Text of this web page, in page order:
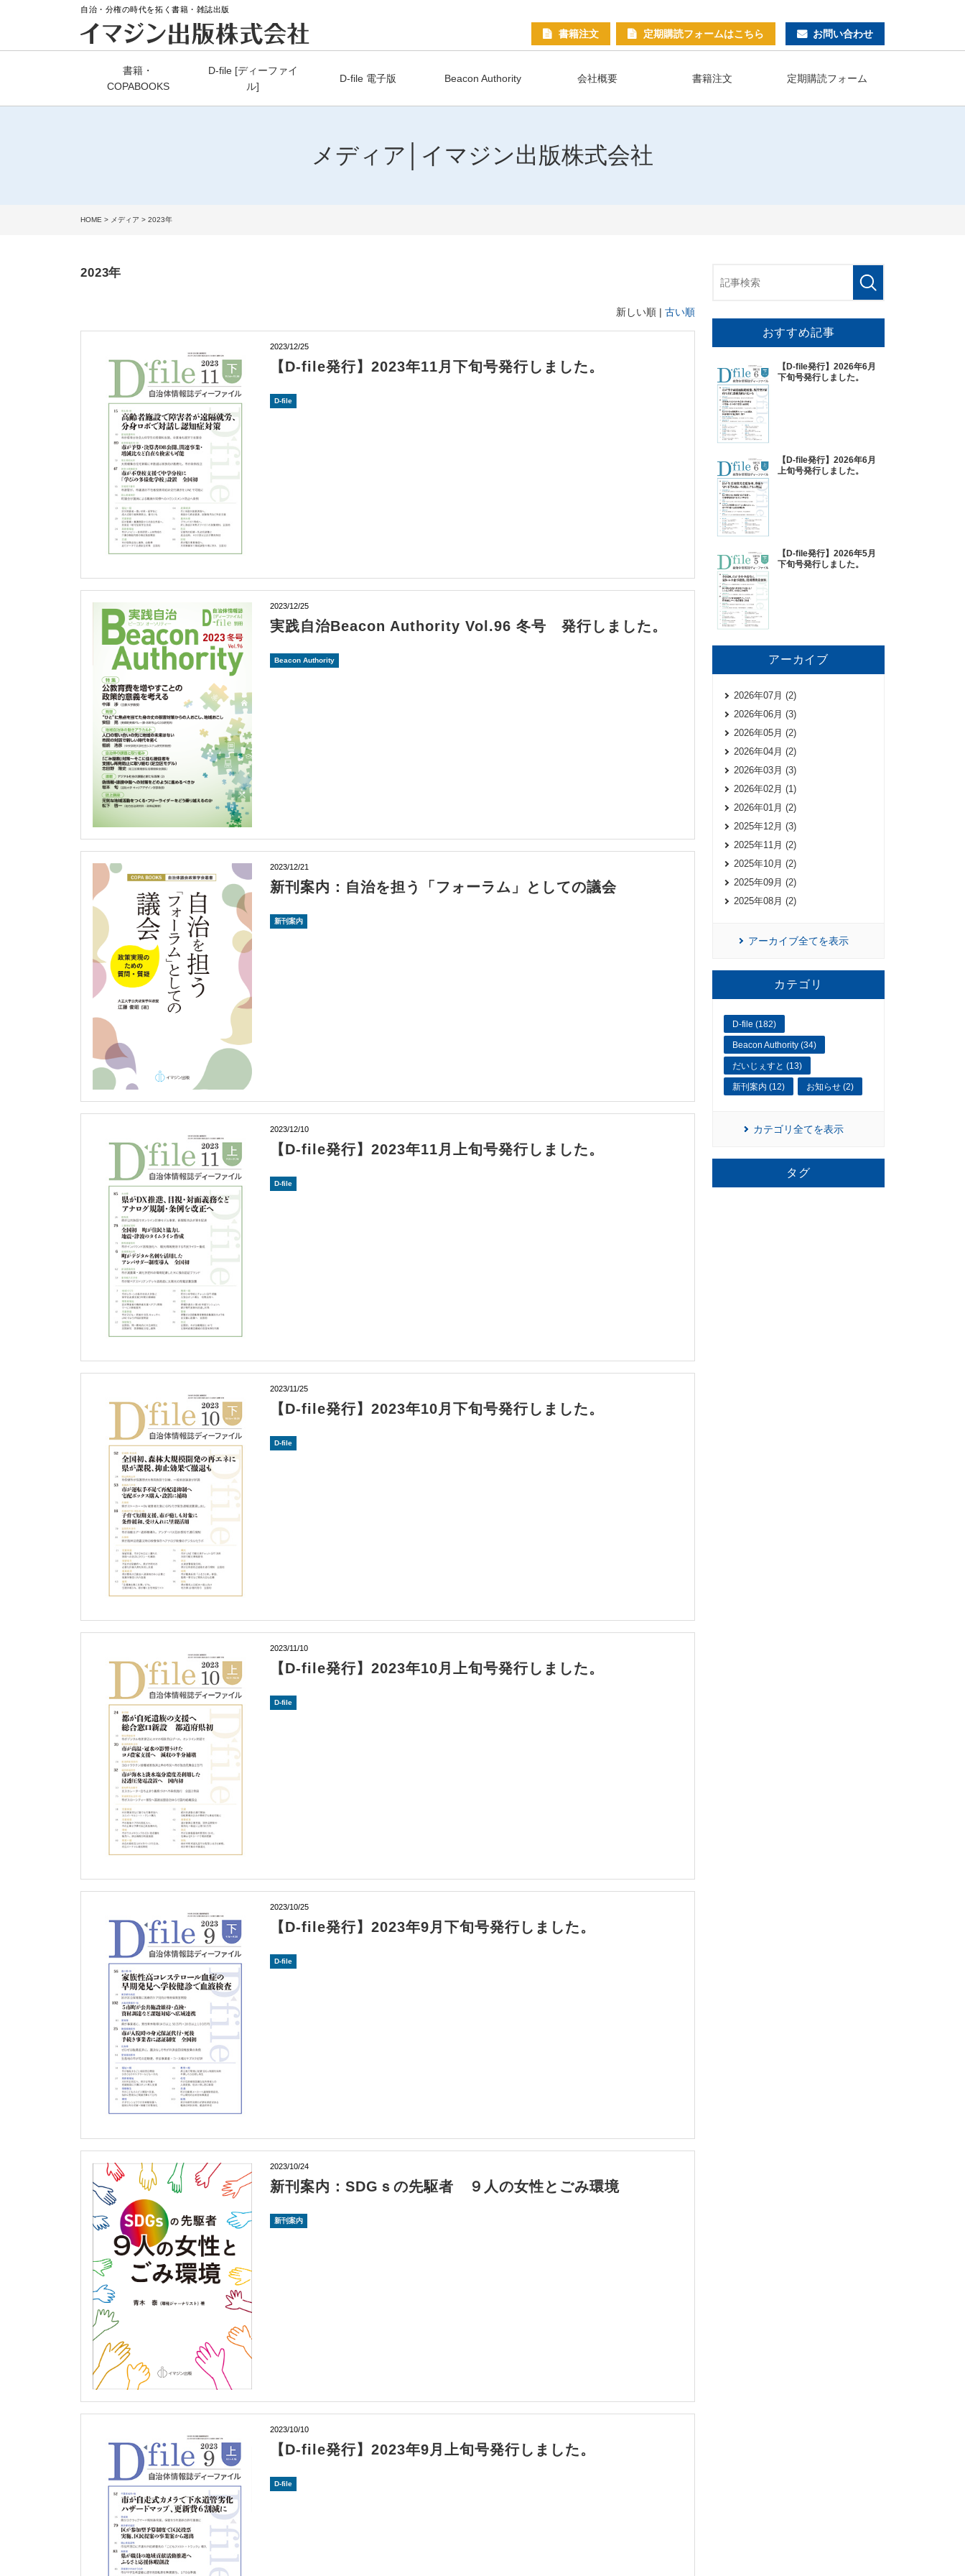
自治・分権の時代を拓く書籍・雑誌出版
書籍注文 定期購読フォームはこちら お問い合わせ
書籍・
COPABOOKS
D-file [ディーファイ
ル]
D-file 電子版 Beacon Authority 会社概要 書籍注文 定期購読フォーム
メディア│イマジン出版株式会社
HOME > メディア > 2023年
2023年
新しい順 | 古い順
2023/12/25
【D-file発行】2023年11月下旬号発行しました。
D-file
2023/12/25
実践自治Beacon Authority Vol.96 冬号 発行しました。
Beacon Authority
2023/12/21
新刊案内：自治を担う「フォーラム」としての議会
新刊案内
2023/12/10
【D-file発行】2023年11月上旬号発行しました。
D-file
2023/11/25
【D-file発行】2023年10月下旬号発行しました。
D-file
2023/11/10
【D-file発行】2023年10月上旬号発行しました。
D-file
2023/10/25
【D-file発行】2023年9月下旬号発行しました。
D-file
2023/10/24
新刊案内：SDGｓの先駆者 ９人の女性とごみ環境
新刊案内
2023/10/10
【D-file発行】2023年9月上旬号発行しました。
D-file
おすすめ記事
【D-file発行】2026年6月
下旬号発行しました。
【D-file発行】2026年6月
上旬号発行しました。
【D-file発行】2026年5月
下旬号発行しました。
アーカイブ
2026年07月 (2)
2026年06月 (3)
2026年05月 (2)
2026年04月 (2)
2026年03月 (3)
2026年02月 (1)
2026年01月 (2)
2025年12月 (3)
2025年11月 (2)
2025年10月 (2)
2025年09月 (2)
2025年08月 (2)
アーカイブ全てを表示
カテゴリ
D-file (182)
Beacon Authority (34)
だいじぇすと (13)
新刊案内 (12) お知らせ (2)
カテゴリ全てを表示
タグ